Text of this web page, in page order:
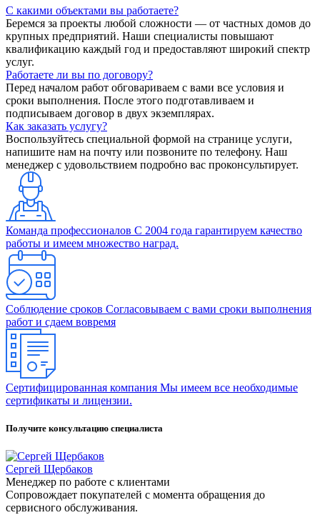
С какими объектами вы работаете?
Беремся за проекты любой сложности — от частных домов до
крупных предприятий. Наши специалисты повышают
квалификацию каждый год и предоставляют широкий спектр
услуг.
Работаете ли вы по договору?
Перед началом работ обговариваем с вами все условия и
сроки выполнения. После этого подготавливаем и
подписываем договор в двух экземплярах.
Как заказать услугу?
Воспользуйтесь специальной формой на странице услуги,
напишите нам на почту или позвоните по телефону. Наш
менеджер с удовольствием подробно вас проконсультирует.
Команда профессионалов С 2004 года гарантируем качество
работы и имеем множество наград.
Соблюдение сроков Согласовываем с вами сроки выполнения
работ и сдаем вовремя
Сертифицированная компания Мы имеем все необходимые
сертификаты и лицензии.
Получите консультацию специалиста
Сергей Щербаков
Менеджер по работе с клиентами
Сопровождает покупателей с момента обращения до
сервисного обслуживания.